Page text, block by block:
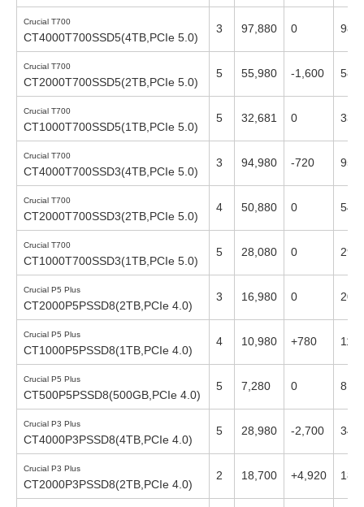
Crucial T700
CT4000T700SSD5(4TB,PCIe 5.0)
3 97,880 0
Crucial T700
CT2000T700SSD5(2TB,PCIe 5.0)
5 55,980 -1,600
Crucial T700
CT1000T700SSD5(1TB,PCIe 5.0)
5 32,681 0
Crucial T700
CT4000T700SSD3(4TB,PCIe 5.0)
3 94,980 -720
Crucial T700
CT2000T700SSD3(2TB,PCIe 5.0)
4 50,880 0
Crucial T700
CT1000T700SSD3(1TB,PCIe 5.0)
5 28,080 0
Crucial P5 Plus
CT2000P5PSSD8(2TB,PCIe 4.0)
3 16,980 0
Crucial P5 Plus
CT1000P5PSSD8(1TB,PCIe 4.0)
4 10,980 +780
Crucial P5 Plus
CT500P5PSSD8(500GB,PCIe 4.0)
5 7,280 0
Crucial P3 Plus
CT4000P3PSSD8(4TB,PCIe 4.0)
5 28,980 -2,700
Crucial P3 Plus
CT2000P3PSSD8(2TB,PCIe 4.0)
2 18,700 +4,920